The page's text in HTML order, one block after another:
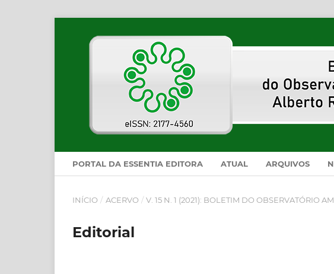
PORTAL DA ESSENTIA EDITORA ATUAL ARQUIVOS
INÍCIO / ACERVO / V. 15 N. 1 (2021): BOLETIM DO OBSERVATÓRIO
Editorial